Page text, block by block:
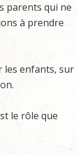
parents qui ne
à prendre
les enfants, sur
le rôle que